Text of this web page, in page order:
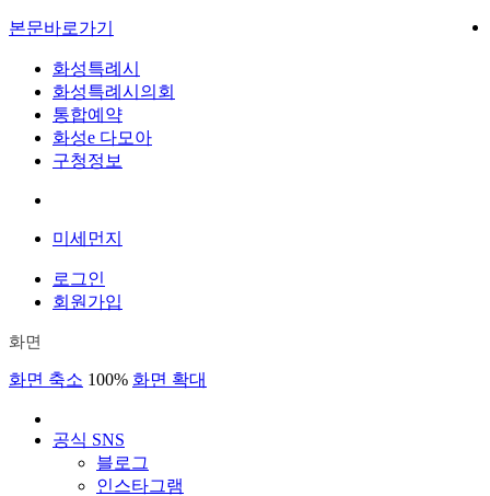
본문바로가기
화성특례시
화성특례시의회
통합예약
화성e 다모아
구청정보
미세먼지
로그인
회원가입
화면
화면 축소 100% 화면 확대
공식 SNS
블로그
인스타그램